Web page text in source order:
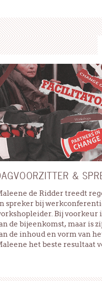
&
de Ridder treedt
spreker bij
Bij voorkeur
de bijeenkomst, maar is
de inhoud en vorm van
het beste resultaat